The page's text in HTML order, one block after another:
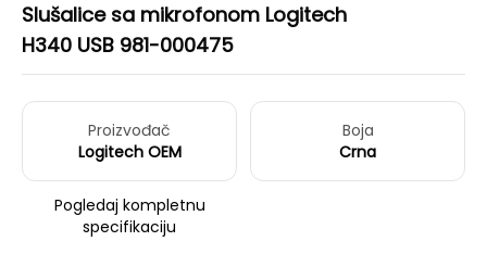
Slušalice sa mikrofonom Logitech
H340 USB 981-000475
Proizvođač
Logitech OEM
Boja
Crna
Pogledaj kompletnu
specifikaciju